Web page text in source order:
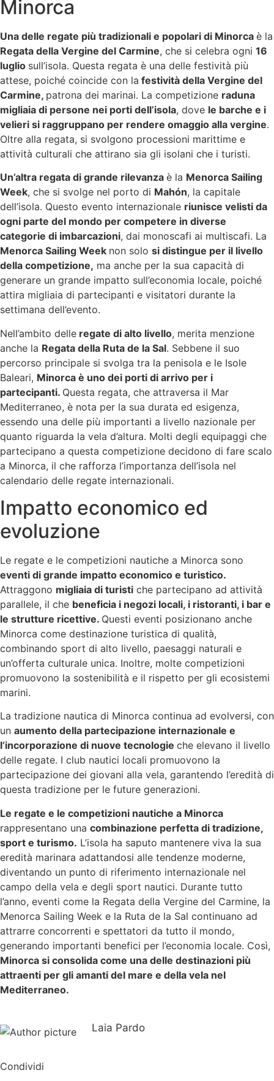
Minorca
Una delle regate più tradizionali e popolari di Minorca è la
Regata della Vergine del Carmine, che si celebra ogni 16
luglio sull’isola. Questa regata è una delle festività più
attese, poiché coincide con la festività della Vergine del
Carmine, patrona dei marinai. La competizione raduna
migliaia di persone nei porti dell’isola, dove le barche e i
velieri si raggruppano per rendere omaggio alla vergine.
Oltre alla regata, si svolgono processioni marittime e
attività culturali che attirano sia gli isolani che i turisti.
Un’altra regata di grande rilevanza è la Menorca Sailing
Week, che si svolge nel porto di Mahón, la capitale
dell’isola. Questo evento internazionale riunisce velisti da
ogni parte del mondo per competere in diverse
categorie di imbarcazioni, dai monoscafi ai multiscafi. La
Menorca Sailing Week non solo si distingue per il livello
della competizione, ma anche per la sua capacità di
generare un grande impatto sull’economia locale, poiché
attira migliaia di partecipanti e visitatori durante la
settimana dell’evento.
Nell’ambito delle regate di alto livello, merita menzione
anche la Regata della Ruta de la Sal. Sebbene il suo
percorso principale si svolga tra la penisola e le Isole
Baleari, Minorca è uno dei porti di arrivo per i
partecipanti. Questa regata, che attraversa il Mar
Mediterraneo, è nota per la sua durata ed esigenza,
essendo una delle più importanti a livello nazionale per
quanto riguarda la vela d’altura. Molti degli equipaggi che
partecipano a questa competizione decidono di fare scalo
a Minorca, il che rafforza l’importanza dell’isola nel
calendario delle regate internazionali.
Impatto economico ed
evoluzione
Le regate e le competizioni nautiche a Minorca sono
eventi di grande impatto economico e turistico.
Attraggono migliaia di turisti che partecipano ad attività
parallele, il che beneficia i negozi locali, i ristoranti, i bar e
le strutture ricettive. Questi eventi posizionano anche
Minorca come destinazione turistica di qualità,
combinando sport di alto livello, paesaggi naturali e
un’offerta culturale unica. Inoltre, molte competizioni
promuovono la sostenibilità e il rispetto per gli ecosistemi
marini.
La tradizione nautica di Minorca continua ad evolversi, con
un aumento della partecipazione internazionale e
l’incorporazione di nuove tecnologie che elevano il livello
delle regate. I club nautici locali promuovono la
partecipazione dei giovani alla vela, garantendo l’eredità di
questa tradizione per le future generazioni.
Le regate e le competizioni nautiche a Minorca
rappresentano una combinazione perfetta di tradizione,
sport e turismo. L’isola ha saputo mantenere viva la sua
eredità marinara adattandosi alle tendenze moderne,
diventando un punto di riferimento internazionale nel
campo della vela e degli sport nautici. Durante tutto
l’anno, eventi come la Regata della Vergine del Carmine, la
Menorca Sailing Week e la Ruta de la Sal continuano ad
attrarre concorrenti e spettatori da tutto il mondo,
generando importanti benefici per l’economia locale. Così,
Minorca si consolida come una delle destinazioni più
attraenti per gli amanti del mare e della vela nel
Mediterraneo.
Laia Pardo
Condividi